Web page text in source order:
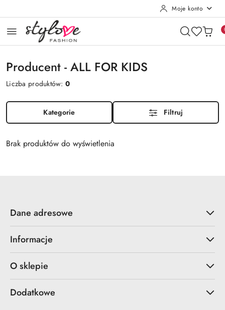
Moje konto
Producent - ALL FOR KIDS
Liczba produktów:0
Kategorie Filtruj
Brak produktów do wyświetlenia
Dane adresowe
Informacje
O sklepie
Dodatkowe